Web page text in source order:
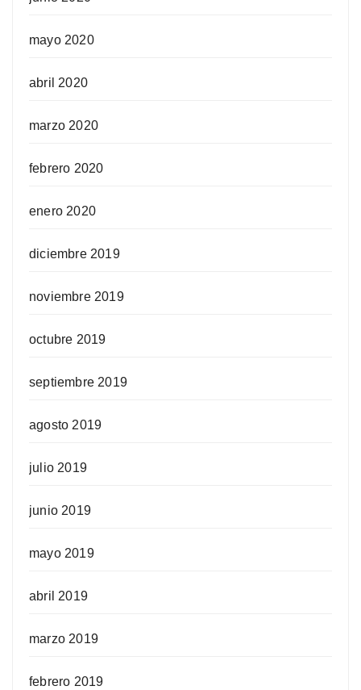
mayo 2020
abril 2020
marzo 2020
febrero 2020
enero 2020
diciembre 2019
noviembre 2019
octubre 2019
septiembre 2019
agosto 2019
julio 2019
junio 2019
mayo 2019
abril 2019
marzo 2019
febrero 2019